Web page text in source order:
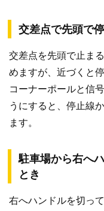
交差点で先頭で
交差点を先頭で止ま
めますが、近づくと
コーナーポールと信
うにすると、停止線
ます。
駐車場から右へ
とき
右へハンドルを切っ